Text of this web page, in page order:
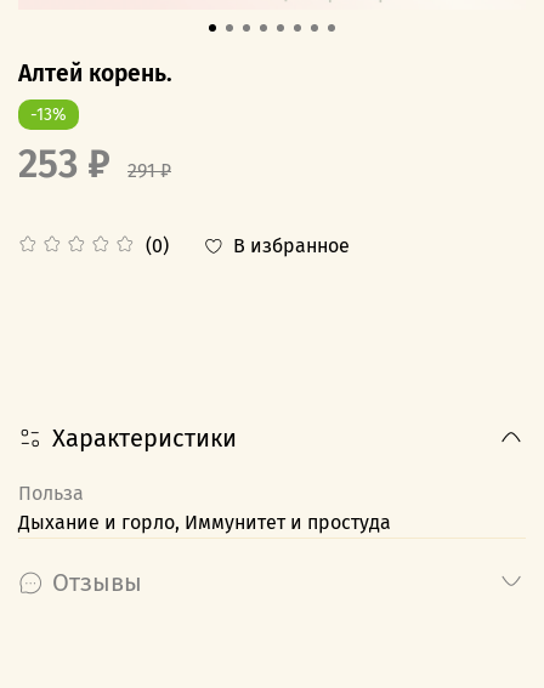
Алтей корень.
(0) В избранное
-13%
253 ₽ 291 ₽
Характеристики
Польза
Дыхание и горло, Иммунитет и простуда
Отзывы